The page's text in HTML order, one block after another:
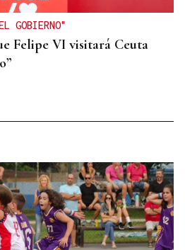
GOBIERNO"
Felipe VI visitará Ceuta